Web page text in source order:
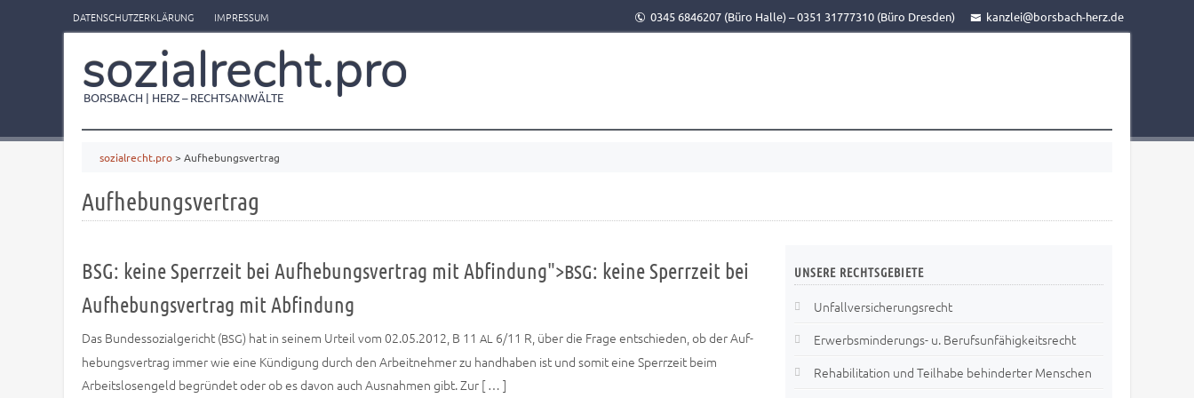
DATENSCHUTZERKLÄRUNG IMPRESSUM 0345 6846207 (Büro Halle) – 0351 31777310 (Büro Dresden) kanzlei@borsbach-herz.de
sozialrecht.pro
BORSBACH | HERZ – RECHTSANWÄLTE
sozialrecht.pro> Aufhebungsvertrag
Aufhebungsvertrag
BSG: keine Sperrzeit bei Aufhebungsvertrag mit Abfindung">BSG: keine Sperrzeit bei
Aufhebungsvertrag mit Abfindung
Das Bun­des­so­zi­al­ge­richt (BSG) hat in sei­nem Urteil vom 02.05.2012, B 11 AL 6/11 R, über die Fra­ge ent­schie­den, ob der Auf­
he­bungs­ver­trag immer wie eine Kün­di­gung durch den Arbeit­neh­mer zu hand­ha­ben ist und somit eine Sperr­zeit beim
Arbeits­lo­sen­geld begrün­det oder ob es davon auch Aus­nah­men gibt. Zur [ … ]
UNSERE RECHTSGEBIETE
Unfallversicherungsrecht
Erwerbsminderungs- u. Berufsunfähigkeitsrecht
Rehabilitation und Teilhabe behinderter Menschen